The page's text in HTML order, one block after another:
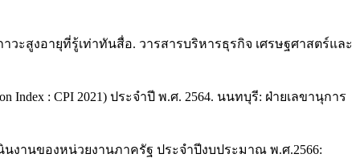
ะสูงอายุที่รู้เท่าทันสื่อ. วารสารบริหารธุรกิจ เศรษฐศาสตร์และ
: CPI 2021) ประจำปี พ.ศ. 2564. นนทบุรี: ฝ่ายเลขานุการ
งานของหน่วยงานภาครัฐ ประจำปีงบประมาณ พ.ศ.2566: